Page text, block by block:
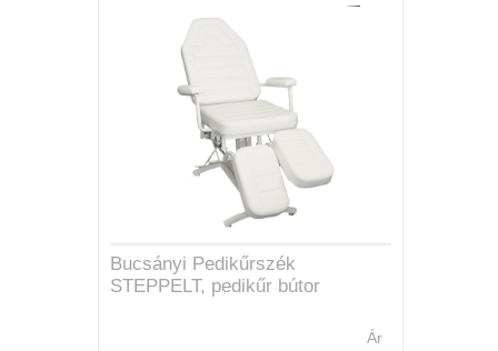
Bucsányi Pedikűrszék
STEPPELT, pedikűr bútor
Ár